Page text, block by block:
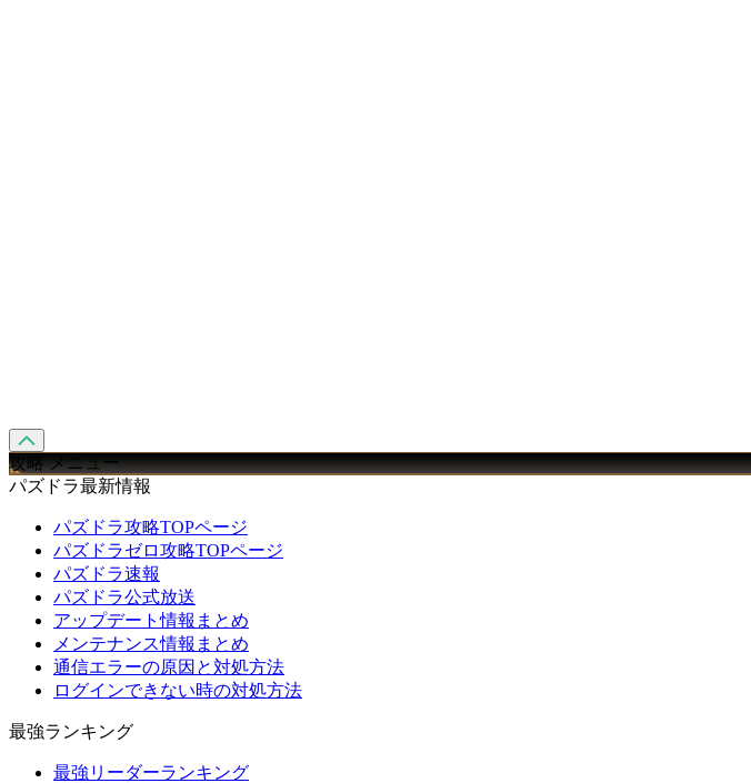
攻略 メニュー
パズドラ最新情報
パズドラ攻略TOPページ
パズドラゼロ攻略TOPページ
パズドラ速報
パズドラ公式放送
アップデート情報まとめ
メンテナンス情報まとめ
通信エラーの原因と対処方法
ログインできない時の対処方法
最強ランキング
最強リーダーランキング